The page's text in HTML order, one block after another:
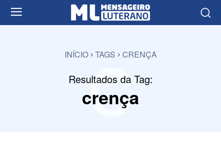
INÍCIO TAGS CRENÇA
Resultados da Tag:
crença
c